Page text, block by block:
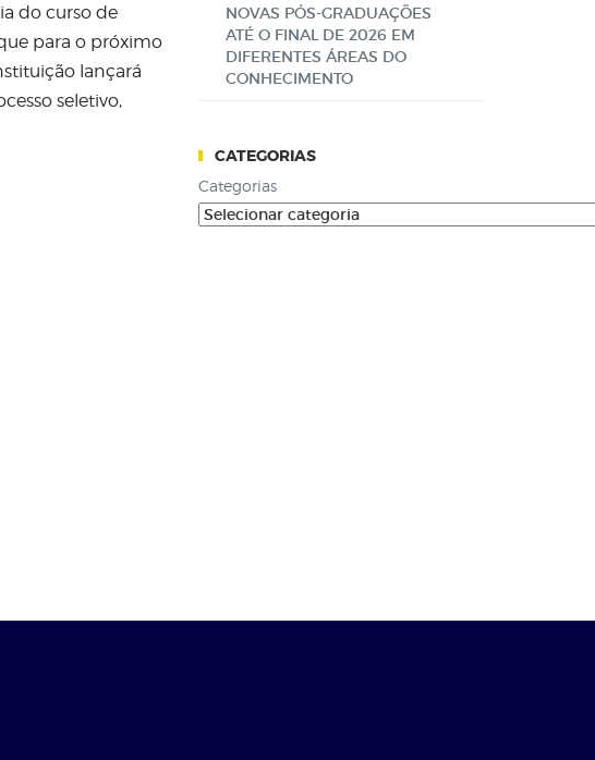
do curso de
para o próximo
lançará
seletivo,
NOVAS PÓS-GRADUAÇÕES
ATÉ O FINAL DE 2026 EM
DIFERENTES ÁREAS DO
CONHECIMENTO
CATEGORIAS
Categorias